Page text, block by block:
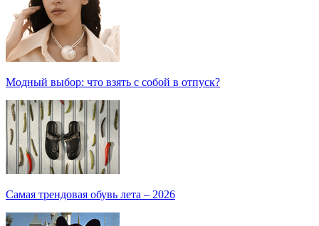
Модный выбор: что взять с собой в отпуск?
Самая трендовая обувь лета – 2026